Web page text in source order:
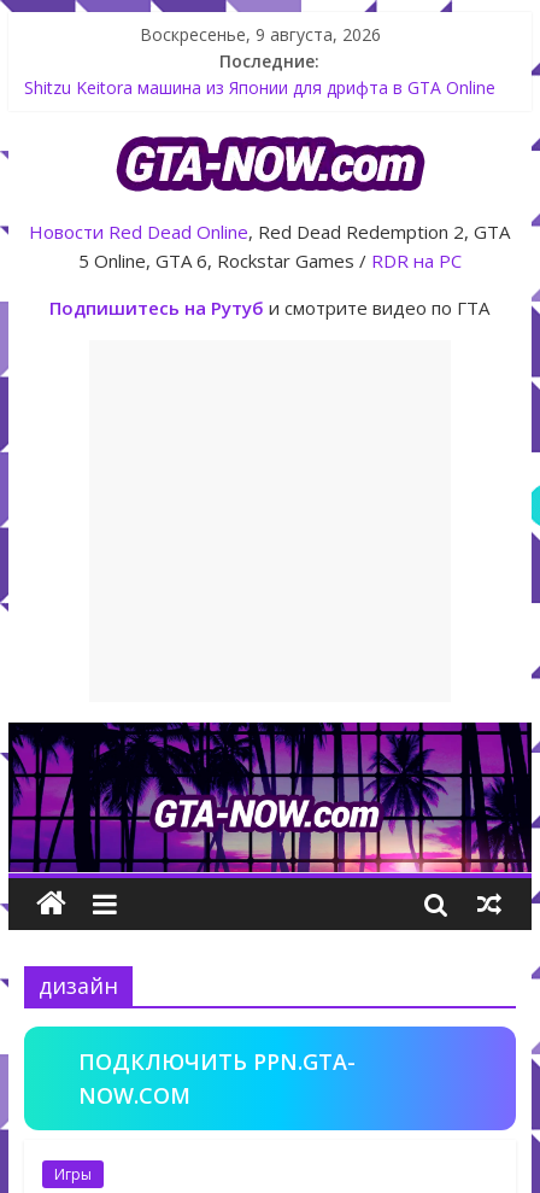
Воскресенье, 9 августа, 2026
Последние:
Shitzu Keitora машина из Японии для дрифта в GTA Online
GTA Online уже 14 июля
GTA Online: Rockstar запускает программу Fine Art Collector
с наградами
Летнее обновление для GTA 5 Online The Kortz Center Heist
Как создать аккаунт Rockstar Games Social Club инструкция
Новости Red Dead Online, Red Dead Redemption 2, GTA
5 Online, GTA 6, Rockstar Games / RDR на PC
Подпишитесь на Рутуб и смотрите видео по ГТА
дизайн
ПОДКЛЮЧИТЬ PPN.GTA-
NOW.COM
Игры